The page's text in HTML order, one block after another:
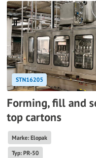
STN16205
Forming, fill and
top cartons
Marke: Elopak
Typ: PR-50